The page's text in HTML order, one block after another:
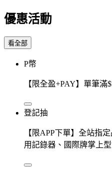
優惠活動
看全部
P幣
【限全盈+PAY】單筆滿
登記抽
【限APP下單】全站指
用記錄器、國際牌掌上